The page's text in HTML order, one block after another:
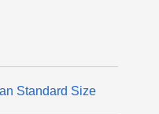
Standard Size